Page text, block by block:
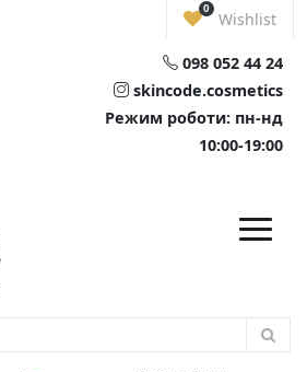
0
Wishlist
098 052 44 24
skincode.cosmetics
Режим роботи: пн-нд
10:00-19:00